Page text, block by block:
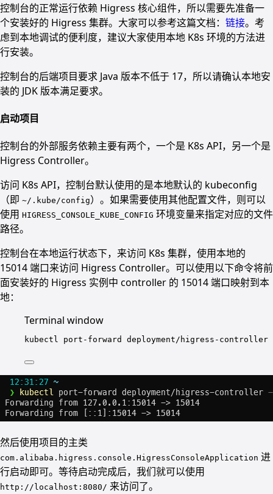
控制台的正常运行依赖 Higress 核心组件，所以需要先准备一
个安装好的 Higress 集群。大家可以参考这篇文档： 链接。考
虑到本地调试的便利度，建议大家使用本地 K8s 环境的方法进
行安装。
控制台的后端项目要求 Java 版本不低于 17，所以请确认本地安
装的 JDK 版本满足要求。
启动项目
控制台的外部服务依赖主要有两个，一个是 K8s API，另一个是
Higress Controller。
访问 K8s API，控制台默认使用的是本地默认的 kubeconfig
（即 ~/.kube/config）。如果需要使用其他配置文件，则可以
使用 HIGRESS_CONSOLE_KUBE_CONFIG 环境变量来指定对应的文件
路径。
控制台在本地运行状态下，来访问 K8s 集群，使用本地的
15014 端口来访问 Higress Controller。可以使用以下命令将前
面安装好的 Higress 实例中 controller 的 15014 端口映射到本
地：
Terminal window
kubectl port-forward deployment/higress-controller
然后使用项目的主类
com.alibaba.higress.console.HigressConsoleApplication 进
行启动即可。等待启动完成后，我们就可以使用
http://localhost:8080/ 来访问了。